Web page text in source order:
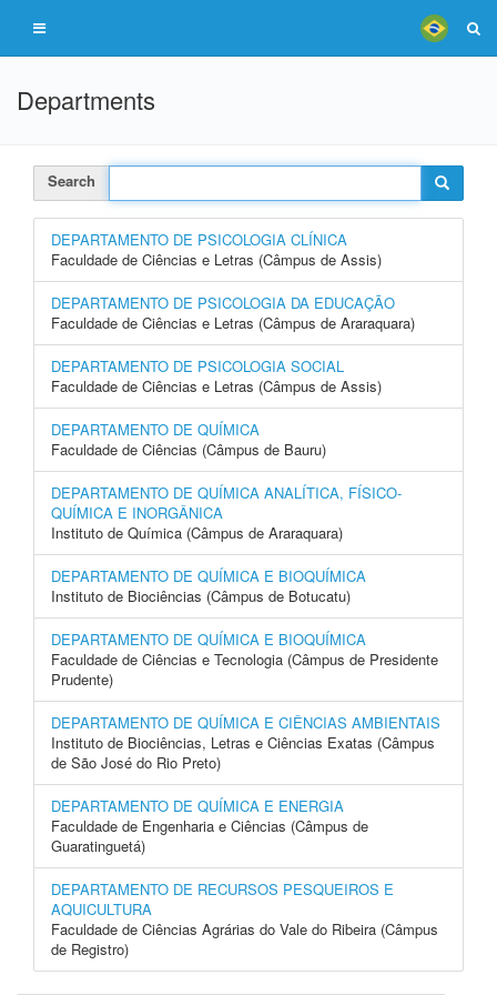
Departments
Search
DEPARTAMENTO DE PSICOLOGIA CLÍNICA
Faculdade de Ciências e Letras (Câmpus de Assis)
DEPARTAMENTO DE PSICOLOGIA DA EDUCAÇÃO
Faculdade de Ciências e Letras (Câmpus de Araraquara)
DEPARTAMENTO DE PSICOLOGIA SOCIAL
Faculdade de Ciências e Letras (Câmpus de Assis)
DEPARTAMENTO DE QUÍMICA
Faculdade de Ciências (Câmpus de Bauru)
DEPARTAMENTO DE QUÍMICA ANALÍTICA, FÍSICO-
QUÍMICA E INORGÂNICA
Instituto de Química (Câmpus de Araraquara)
DEPARTAMENTO DE QUÍMICA E BIOQUÍMICA
Instituto de Biociências (Câmpus de Botucatu)
DEPARTAMENTO DE QUÍMICA E BIOQUÍMICA
Faculdade de Ciências e Tecnologia (Câmpus de Presidente
Prudente)
DEPARTAMENTO DE QUÍMICA E CIÊNCIAS AMBIENTAIS
Instituto de Biociências, Letras e Ciências Exatas (Câmpus
de São José do Rio Preto)
DEPARTAMENTO DE QUÍMICA E ENERGIA
Faculdade de Engenharia e Ciências (Câmpus de
Guaratinguetá)
DEPARTAMENTO DE RECURSOS PESQUEIROS E
AQUICULTURA
Faculdade de Ciências Agrárias do Vale do Ribeira (Câmpus
de Registro)